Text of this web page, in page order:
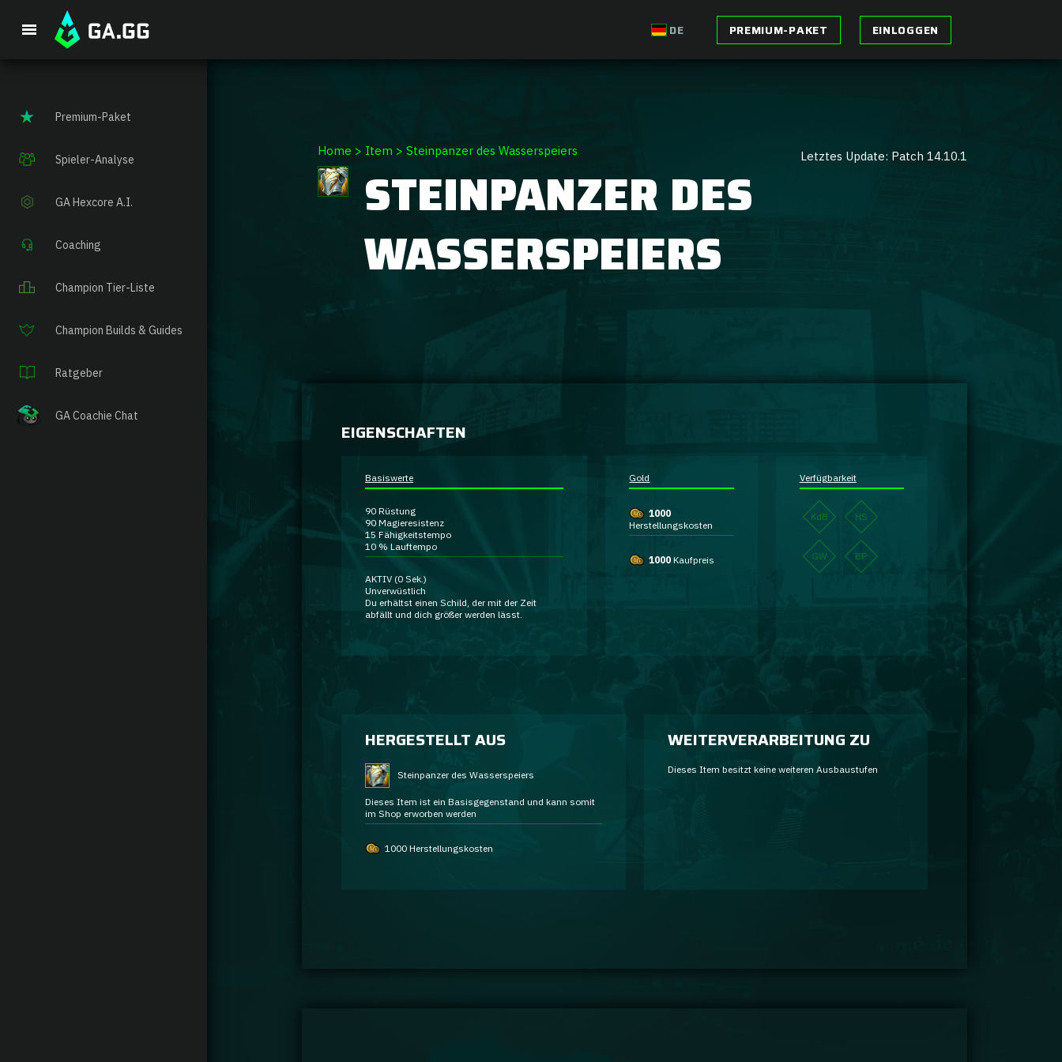
DE PREMIUM-PAKET EINLOGGEN
Premium-Paket
Spieler-Analyse
GA Hexcore A.I.
Coaching
Champion Tier-Liste
Champion Builds & Guides
Ratgeber
GA Coachie Chat
Home > Item > Steinpanzer des Wasserspeiers Letztes Update: Patch 14.10.1
STEINPANZER DES
WASSERSPEIERS
EIGENSCHAFTEN
Basiswerte
90 Rüstung
90 Magieresistenz
15 Fähigkeitstempo
10 % Lauftempo
AKTIV (0 Sek.)
Unverwüstlich
Du erhältst einen Schild, der mit der Zeit
abfällt und dich größer werden lässt.
Gold
1000
Herstellungskosten
1000 Kaufpreis
Verfügbarkeit
KdB HS
GW BP
HERGESTELLT AUS
Steinpanzer des Wasserspeiers
Dieses Item ist ein Basisgegenstand und kann somit
im Shop erworben werden
1000 Herstellungskosten
WEITERVERARBEITUNG ZU
Dieses Item besitzt keine weiteren Ausbaustufen